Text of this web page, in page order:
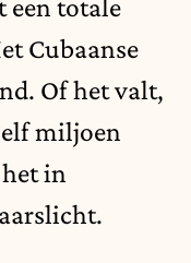
een totale
Cubaanse
Of het valt,
miljoen
in